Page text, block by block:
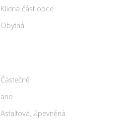
Klidná část obce
Obytná
Částečně
ano
Asfaltová, Zpevněná